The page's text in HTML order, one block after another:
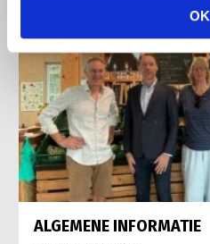
OK
ALGEMENE INFORMATIE